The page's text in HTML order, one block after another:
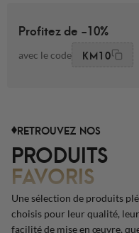
Profitez de -10%
avec le code KM10
RETROUVEZ NOS
PRODUITS
FAVORIS
Une sélection de produits
choisis pour leur qualité,
facilité de mise en œuvre,